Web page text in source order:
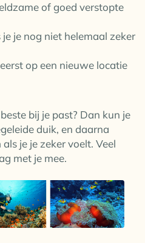
of goed verstopte
je nog niet helemaal zeker
op een nieuwe locatie
bij je past? Dan kun je
duik, en daarna
je je zeker voelt. Veel
met je mee.